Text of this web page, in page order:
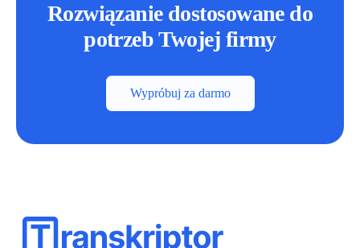
Rozwiązanie dostosowane do
potrzeb Twojej firmy
Wypróbuj za darmo